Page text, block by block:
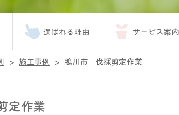
選ばれる理由 サービス案内
施工事例 鴨川市 伐採剪定作業
定作業